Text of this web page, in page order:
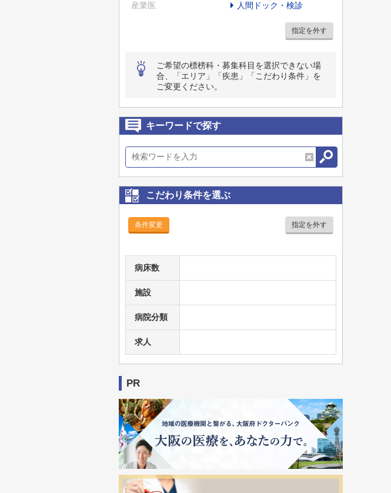
産業医
人間ドック・検診
指定を外す
ご希望の標榜科・募集科目を選択できない場
合、「エリア」「疾患」「こだわり条件」を
ご変更ください。
キーワードで探す
こだわり条件を選ぶ
条件変更 指定を外す
病床数
施設
病院分類
求人
PR